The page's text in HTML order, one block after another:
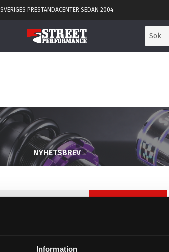
Information
SVERIGES PRESTANDACENTER SEDAN 2004
NYHETSBREV